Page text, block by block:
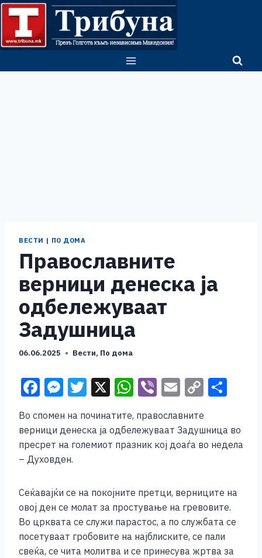
Skip
content
ВЕСТИ | ПО ДОМА
Православните
верници денеска ја
одбележуваат
Задушница
06.06.2025 Вести, По дома
F
c
e
b
o
k
M
ss
e
n
er
T
tt
er
X W
at
s
p
Vi
er
E
ai
l
C
p
y
k
ar
e
Во спомен на починатите, православните
верници денеска ја одбележуваат Задушница во
пресрет на големиот празник кој доаѓа во недела
– Духовден.
Сеќавајќи се на покојните претци, верниците на
овој ден се молат за простување на гревовите.
Во црквата се служи парастос, а по службата се
посетуваат гробовите на најблиските, се пали
свеќа, се чита молитва и се принесува жртва за